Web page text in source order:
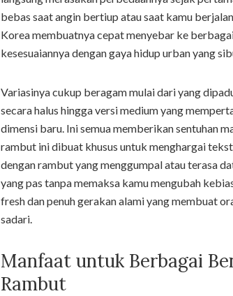
bebas saat angin bertiup atau saat kamu
Korea membuatnya cepat menyebar ke
kesesuaiannya dengan gaya hidup urban yang
Variasinya cukup beragam mulai dari yang
secara halus hingga versi medium yang
dimensi baru. Ini semua memberikan sentuhan
rambut ini dibuat khusus untuk menghargai
dengan rambut yang menggumpal atau terasa
yang pas tanpa memaksa kamu mengubah
fresh dan penuh gerakan alami yang membuat
sadari.
Manfaat untuk Berbagai
Rambut